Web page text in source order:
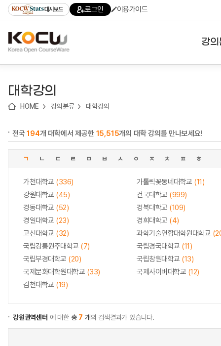
기
기
기
content)
가
대시보드 로그인 이용가이드
강
대학강의
HOME 강의분류 대학강의
전국194개 대학에서 제공한 15,515개의 대학 강의를 만나보세요!
ㄱ ㄴ ㄷ ㄹ ㅁ ㅂ ㅅ ㅇ ㅈ ㅊ ㅍ ㅎ
가천대학교 (336) 가톨릭꽃동네대학교 (11)
강원대학교 (45) 건국대학교 (999)
경동대학교 (52) 경북대학교 (109)
경일대학교 (23) 경희대학교 (4)
고신대학교 (32) 과학기술연합대학원대학교
국립강릉원주대학교 (7) 국립경국대학교 (11)
국립부경대학교 (20) 국립창원대학교 (13)
국제문화대학원대학교 (33) 국제사이버대학교 (12)
김천대학교 (19)
강원권역센터 에 대한총 7 개의 검색결과가 있습니다.